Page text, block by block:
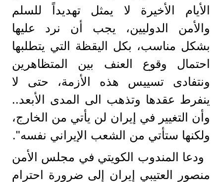
الأيام الأخيرة لا يمثل تهديداً للسلم
والأمن الدوليين، يجب أن نرد عليها
بشكل مناسب، بكل اليقظة التي يتطلبها
احتمال وقوع العنف بين المتظاهرين
ونتفادى تسييس هذه الأزمة، حتى لا
ينفرط عقدها وتذهب الى المدى الأبعد..
وأن التغيير في إيران لن يأتي من الخارج،
ولكنها ستأتي من الشعب الإيراني نفسه".
ودعا المندوب الكويتي في مجلس الأمن
منصور العتيبي إيران إلى ضرورة احترام